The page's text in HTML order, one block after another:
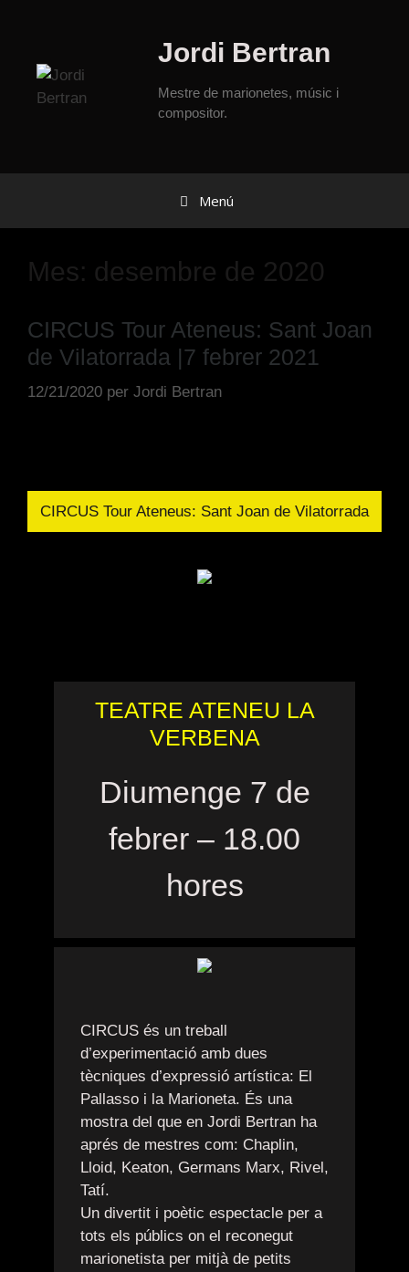
Jordi Bertran
Mestre de marionetes, músic i
compositor.
Menú
Mes: desembre de 2020
CIRCUS Tour Ateneus: Sant Joan
de Vilatorrada |7 febrer 2021
12/21/2020 per Jordi Bertran
CIRCUS Tour Ateneus: Sant Joan de Vilatorrada
TEATRE ATENEU LA
VERBENA
Diumenge 7 de
febrer – 18.00
hores
CIRCUS és un treball
d’experimentació amb dues
tècniques d’expressió artística: El
Pallasso i la Marioneta. És una
mostra del que en Jordi Bertran ha
aprés de mestres com: Chaplin,
Lloid, Keaton, Germans Marx, Rivel,
Tatí.
Un divertit i poètic espectacle per a
tots els públics on el reconegut
marionetista per mitjà de petits